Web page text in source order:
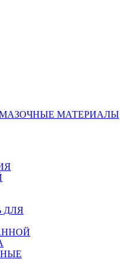
МАТЕРИАЛЫ
ДЛЯ